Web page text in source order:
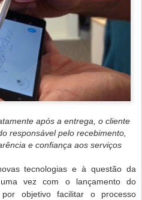
após a entrega, o cliente
responsável pelo recebimento,
e confiança aos serviços
tecnologias e à questão da
vez com o lançamento do
objetivo facilitar o processo